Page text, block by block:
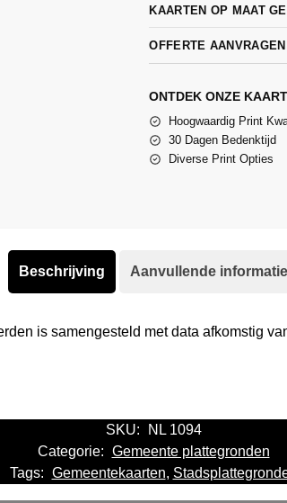
KAARTEN OP MAAT
OFFERTE
ONTDEK ONZE
Hoogwaardig Print
30 Dagen Bedenktijd
Diverse Print Opties
Beschrijving Aanvullende informatie
is samengesteld met data afkomstig
SKU:
NL 1094
Categorie: Gemeente plattegronden
Tags: Gemeentekaarten,